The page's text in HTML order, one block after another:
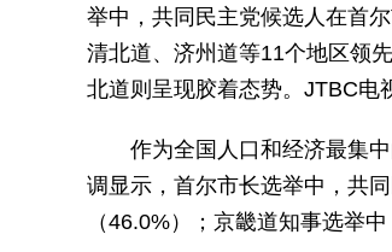
举中，共同民主党候选人在首
清北道、济州道等11个地区领
北道则呈现胶着态势。JTBC电
作为全国人口和经济最集
调显示，首尔市长选举中，共
（46.0%）；京畿道知事选举